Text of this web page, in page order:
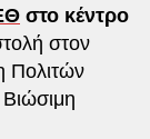
στο κέντρο
στον
Πολιτών